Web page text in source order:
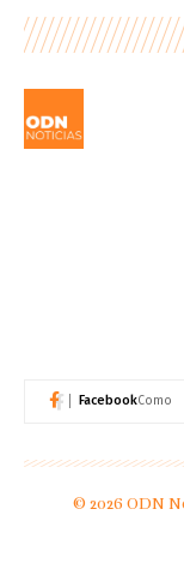
FacebookComo
© 2026 ODN